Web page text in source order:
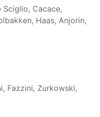
Sciglio, Cacace,
Haas, Anjorin,
Fazzini, Zurkowski,